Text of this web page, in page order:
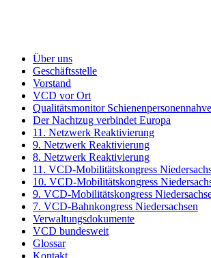
Über uns
Geschäftsstelle
Vorstand
VCD vor Ort
Qualitätsmonitor
Der Nachtzug verbindet Europa
11. Netzwerk Reaktivierung
9. Netzwerk Reaktivierung
8. Netzwerk Reaktivierung
11. VCD-Mobilitätskongress
10. VCD-Mobilitätskongress
9. VCD-Mobilitätskongress
7. VCD-Bahnkongress Niedersachsen
Verwaltungsdokumente
VCD bundesweit
Glossar
Kontakt